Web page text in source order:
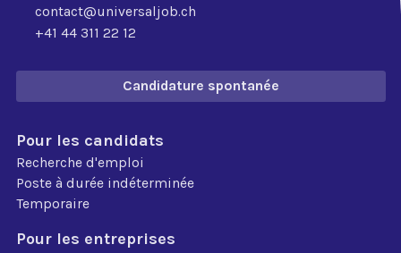
contact@universaljob.ch
+41 44 311 22 12
Candidature spontanée
Pour les candidats
Recherche d'emploi
Poste à durée indéterminée
Temporaire
Pour les entreprises